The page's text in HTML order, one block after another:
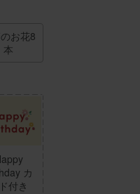
お花8
本
カ
付き